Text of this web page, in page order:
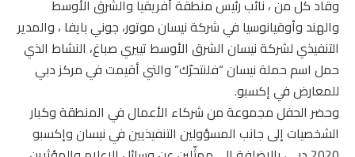
وقاد كل من ، نائب رئيس منطقة أفريقيا والشرق الأوسط
والهند وأوقيانوسيا في شركة نيسان موتور، جوني بايفا ، والمدير
التنفيذي لشركة نيسان الشرق الأوسط تييري صباغ، النشاط الذي
حمل اسم حملة نيسان “فلنتحرّك” والتي أقيمت في مركز دبي
للمعارض في إكسبو.
وحضر الحفل مجموعة من شركاء الأعمال في المنطقة وكبار
الشخصيات إلى جانب المسؤولين التنفيذيين في نيسان وإكسبو